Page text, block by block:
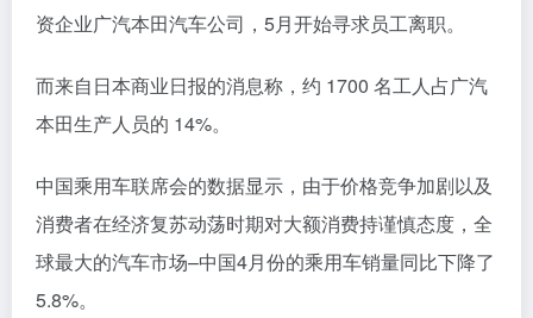
资企业广汽本田汽车公司，5月开始寻求员工离职。
而来自日本商业日报的消息称，约 1700 名工人占广汽
本田生产人员的 14%。
中国乘用车联席会的数据显示，由于价格竞争加剧以及
消费者在经济复苏动荡时期对大额消费持谨慎态度，全
球最大的汽车市场–中国4月份的乘用车销量同比下降了
5.8%。